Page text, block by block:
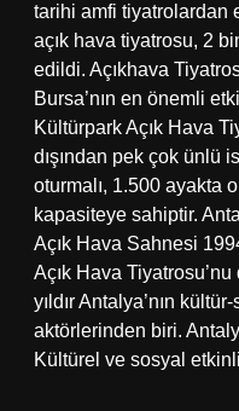
tarihi amfi tiyatrolardan
açık hava tiyatrosu, 2
edildi. Açıkhava
Bursa’nın en önemli
Kültürpark Açık Hava
dışından pek çok ünlü
oturmalı, 1.500 ayakta
kapasiteye sahiptir.
Açık Hava Sahnesi
Açık Hava
yıldır Antalya’nın
aktörlerinden biri.
Kültürel ve sosyal